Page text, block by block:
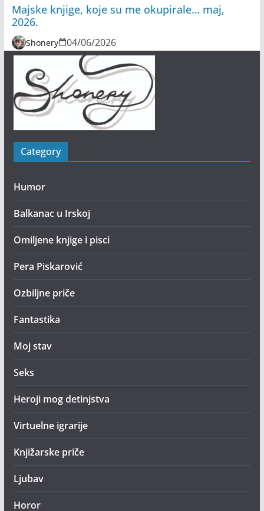
Majske knjige, koje su me okupirale… maj,
2026.
Shonery 04/06/2026
Category
Humor
Balkanac u Irskoj
Omiljene knjige i pisci
Pera Piskarović
Ozbiljne priče
Fantastika
Moj stav
Seks
Heroji mog detinjstva
Virtuelne igrarije
Knjižarske priče
Ljubav
Horor